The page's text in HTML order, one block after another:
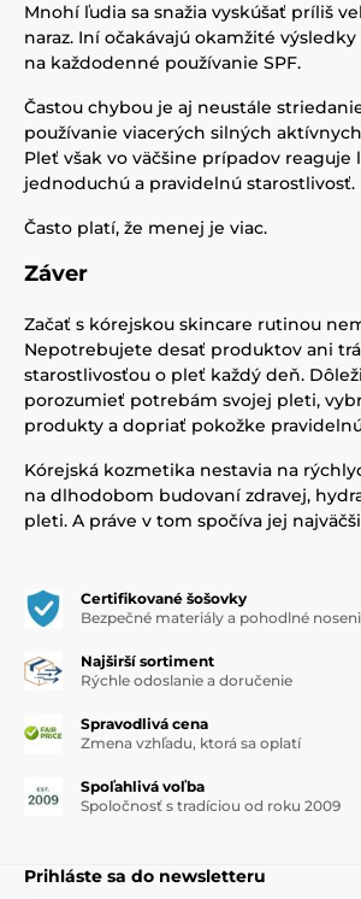
Mnohí ľudia sa snažia vyskúšať príliš
naraz. Iní očakávajú okamžité
na každodenné používanie SPF.
Častou chybou je aj neustále
používanie viacerých silných
Pleť však vo väčšine prípadov reaguje
jednoduchú a pravidelnú starostlivosť.
Často platí, že menej je viac.
Záver
Začať s kórejskou skincare rutinou
Nepotrebujete desať produktov ani
starostlivosťou o pleť každý deň.
porozumieť potrebám svojej pleti,
produkty a dopriať pokožke
Kórejská kozmetika nestavia na
na dlhodobom budovaní zdravej,
pleti. A práve v tom spočíva jej
Certifikované šošovky
Bezpečné materiály a pohodlné
Najširší sortiment
Rýchle odoslanie a doručenie
Spravodlivá cena
Zmena vzhľadu, ktorá sa oplatí
Spoľahlivá voľba
Spoločnosť s tradíciou od roku 2009
Prihláste sa do newsletteru